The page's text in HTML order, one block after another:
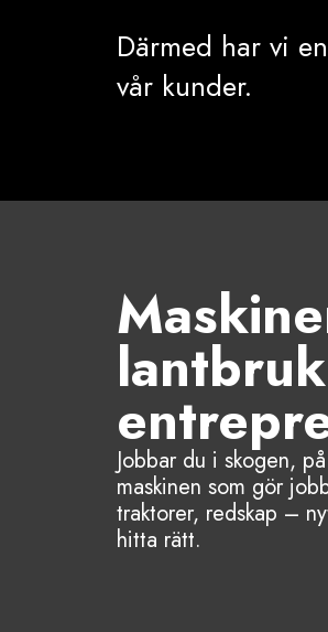
Därmed har vi
vår kunder.
Jobbar du i skogen,
maskinen som gör
traktorer, redskap –
hitta rätt.
Skog